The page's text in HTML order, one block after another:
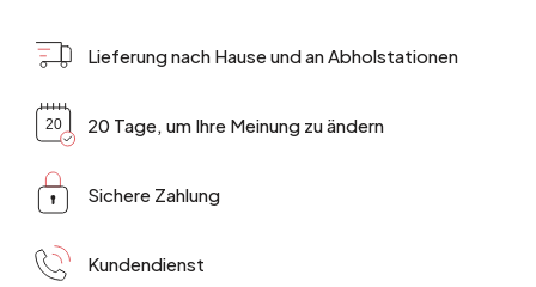
Lieferung nach Hause und an Abholstationen
20 Tage, um Ihre Meinung zu ändern
Sichere Zahlung
Kundendienst